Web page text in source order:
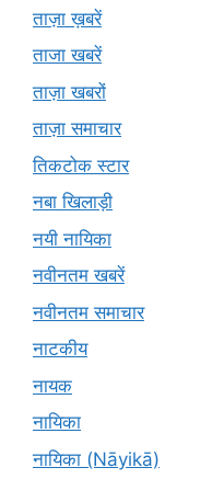
ताज़ा ख़बरें
ताजा खबरें
ताज़ा खबरों
ताज़ा समाचार
तिकटोक स्टार
नबा खिलाड़ी
नयी नायिका
नवीनतम खबरें
नवीनतम समाचार
नाटकीय
नायक
नायिका
नायिका (Nāyikā)